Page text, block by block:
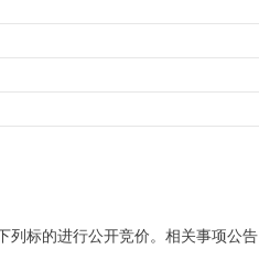
列标的进行公开竞价。相关事项公告